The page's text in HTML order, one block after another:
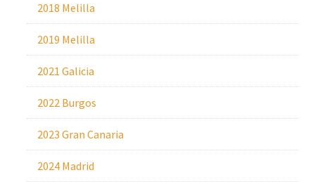
2018 Melilla
2019 Melilla
2021 Galicia
2022 Burgos
2023 Gran Canaria
2024 Madrid